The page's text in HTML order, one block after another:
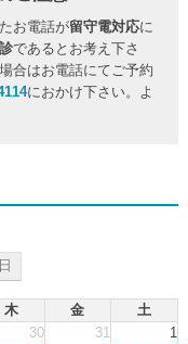
お電話が留守電対応に
であるとお考え下さ
合はお電話にてご予約
におかけ下さい。よ
木 金
土
30 31 1